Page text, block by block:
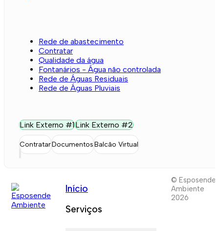
Rede de abastecimento
Contratar
Qualidade da água
Fontanários - Água não controlada
Rede de Águas Residuais
Rede de Águas Pluviais
Link Externo #1Link Externo #2
ContratarDocumentosBalcão Virtual
Início
Serviços
© Esposende
Ambiente
2026